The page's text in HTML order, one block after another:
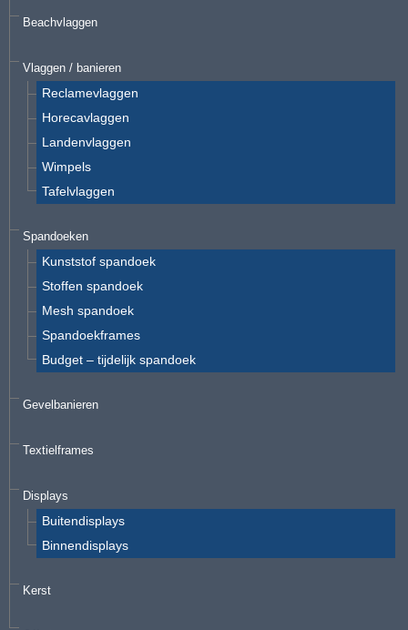
Beachvlaggen
Vlaggen / banieren
Reclamevlaggen
Horecavlaggen
Landenvlaggen
Wimpels
Tafelvlaggen
Spandoeken
Kunststof spandoek
Stoffen spandoek
Mesh spandoek
Spandoekframes
Budget – tijdelijk spandoek
Gevelbanieren
Textielframes
Displays
Buitendisplays
Binnendisplays
Kerst